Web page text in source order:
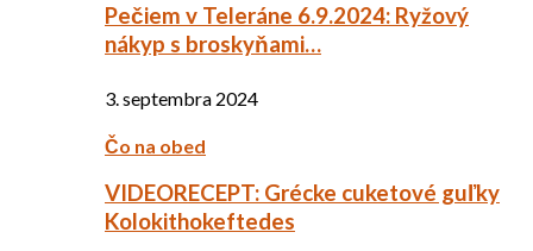
Pečiem v Teleráne 6.9.2024: Ryžový
nákyp s broskyňami…
3. septembra 2024
Čo na obed
VIDEORECEPT: Grécke cuketové guľky
Kolokithokeftedes